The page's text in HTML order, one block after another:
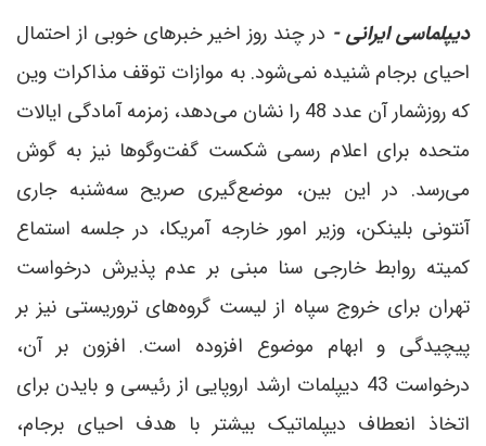
دیپلماسی ایرانی - در چند روز اخیر خبرهای خوبی از احتمال
احیای برجام شنیده نمی‌شود. به موازات توقف مذاکرات وین
که روز‌شمار آن عدد 48 را نشان می‌دهد، زمزمه آمادگی ایالات
متحده برای اعلام رسمی شکست گفت‌وگوها نیز به گوش
می‌رسد. در این بین، موضع‌گیری صریح سه‌شنبه جاری
آنتونی بلینکن، وزیر امور خارجه آمریکا، در جلسه استماع
کمیته روابط خارجی سنا مبنی بر عدم پذیرش درخواست
تهران برای خروج سپاه از لیست گروه‌های تروریستی نیز بر
پیچیدگی و ابهام موضوع افزوده است. افزون بر آن،
درخواست 43 دیپلمات ارشد اروپایی از رئیسی و بایدن برای
اتخاذ انعطاف دیپلماتیک بیشتر با هدف احیای برجام،